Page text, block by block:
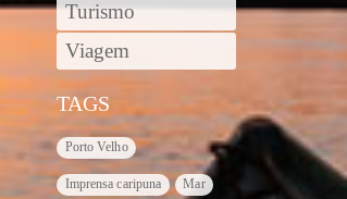
Turismo
Viagem
TAGS
Porto Velho
Imprensa caripuna Mar